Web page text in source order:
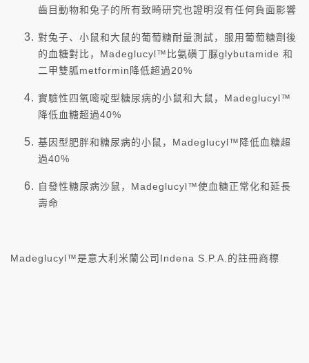
齒目動物和兔子的所有致畸研究也證明沒有任何負面影響
對兔子、小鼠和大鼠的葡萄糖耐量測試，服用葡萄糖劑後
的血糖對比，Madeglucyl™比氨磺丁脲glybutamide 和
二甲雙胍metformin降低超過20%
實驗性四氧嘧啶型糖尿病的小鼠和大鼠，Madeglucyl™
降低血糖超過40%
基因型肥胖和糖尿病的小鼠，Madeglucyl™降低血糖超
過40%
自發性糖尿病沙鼠，Madeglucyl™使血糖正常化和延長
壽命
Madeglucyl™是意大利米蘭公司Indena S.P.A.的註冊商標